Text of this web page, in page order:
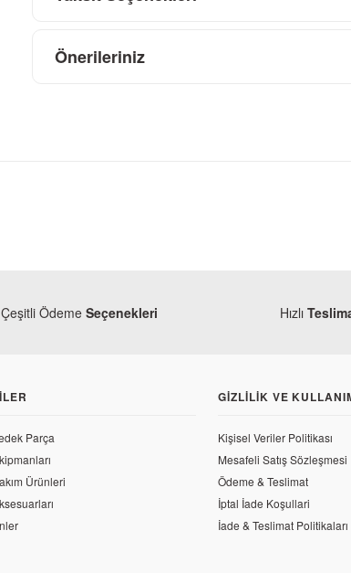
Önerileriniz
TÜKENDİ
CBF 150 Orjinal Egzoz Subap
TL
Çeşitli Ödeme Seçenekleri Hızlı
Parça
Ürünleri
GIZLILIK VE
Kişisel Veriler Politikası
Mesafeli Satış Sözleşmesi
Ödeme & Teslimat
İptal İade Koşullari
İade & Teslimat Politikaları